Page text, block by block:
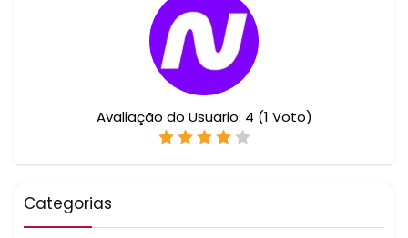
Avaliação do Usuario: 4 (1 Voto)
Categorias